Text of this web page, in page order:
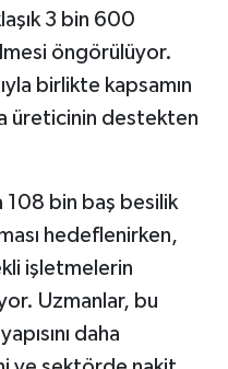
3 bin 600
öngörülüyor.
birlikte kapsamın
üreticinin destekten
108 bin baş besilik
hedeflenirken,
işletmelerin
Uzmanlar, bu
daha